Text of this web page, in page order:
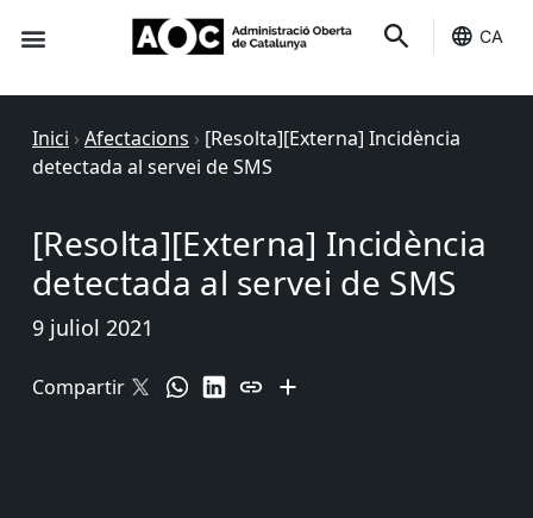
CA
Inici › Afectacions › [Resolta][Externa] Incidència
detectada al servei de SMS
[Resolta][Externa] Incidència
detectada al servei de SMS
9 juliol 2021
Compartir